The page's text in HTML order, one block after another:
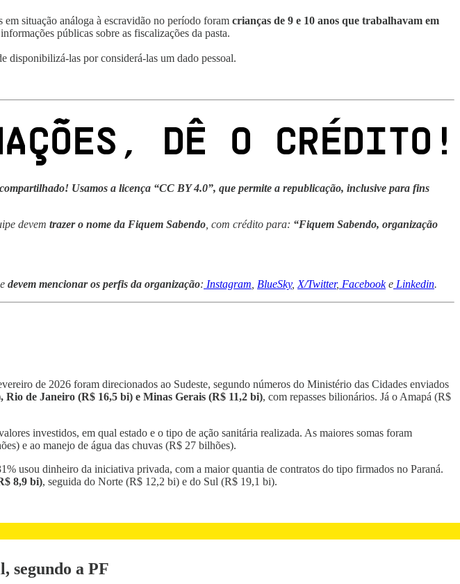
situação análoga à escravidão no período foram crianças de 9 e 10 anos que trabalhavam em
públicas sobre as fiscalizações da pasta.
disponibilizá-las por considerá-las um dado pessoal.
Usamos a licença “CC BY 4.0”, que permite a republicação, inclusive para fins
devem trazer o nome da Fiquem Sabendo , com crédito para: “Fiquem Sabendo, organização
devem mencionar os perfis da organização: Instagram BlueSky, X/Twitter, Facebooke Linkedin.
de 2026 foram direcionados ao Sudeste, segundo números do Ministério das Cidades enviados
Rio de Janeiro (R$ 16,5 bi) e Minas Gerais (R$ 11,2 bi), com repasses bilionários. Já o Amapá (R$
investidos, em qual estado e o tipo de ação sanitária realizada. As maiores somas foram
e ao manejo de água das chuvas (R$ 27 bilhões).
usou dinheiro da iniciativa privada, com a maior quantia de contratos do tipo firmados no Paraná.
8,9 bi), seguida do Norte (R$ 12,2 bi) e do Sul (R$ 19,1 bi).
segundo a PF